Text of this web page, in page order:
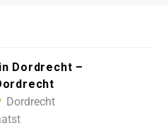
Dordrecht –
Dordrecht